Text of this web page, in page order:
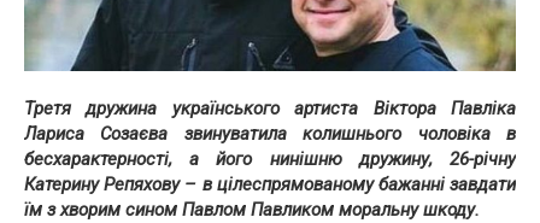
Третя дружина українського артиста Віктора Павліка
Лариса Созаєва звинуватила колишнього чоловіка в
бесхарактерності, а його нинішню дружину, 26-річну
Катерину Репяхову – в цілеспрямованому бажанні завдати
їм з хворим сином Павлом Павликом моральну шкоду.